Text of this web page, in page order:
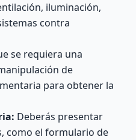
iluminación,
contra
se requiera una
de
para obtener la
Deberás presentar
como el formulario de